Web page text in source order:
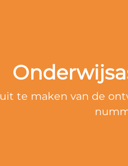
te maken van de